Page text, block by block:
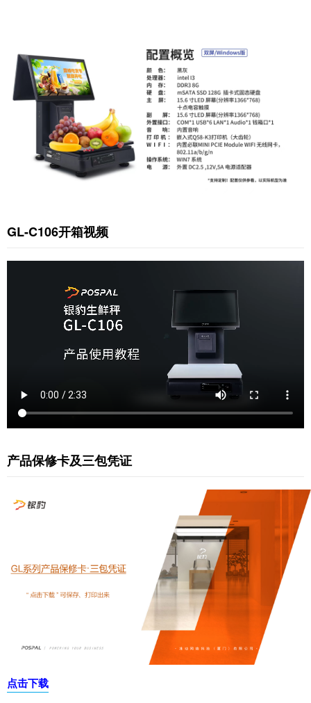
GL-C106开箱视频
产品保修卡及三包凭证
点击下载